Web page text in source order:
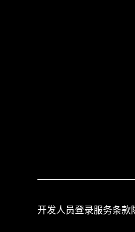
开发人员登录服务条款